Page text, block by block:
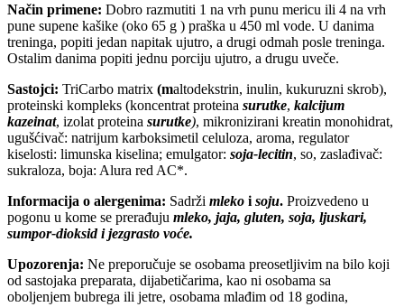
Način primene: Dobro razmutiti 1 na vrh punu mericu ili 4 na vrh
pune supene kašike (oko 65 g ) praška u 450 ml vode. U danima
treninga, popiti jedan napitak ujutro, a drugi odmah posle treninga.
Ostalim danima popiti jednu porciju ujutro, a drugu uveče.
Sastojci: TriCarbo matrix (maltodekstrin, inulin, kukuruzni skrob),
proteinski kompleks (koncentrat proteina surutke, kalcijum
kazeinat, izolat proteina surutke), mikronizirani kreatin monohidrat,
ugušćivač: natrijum karboksimetil celuloza, aroma, regulator
kiselosti: limunska kiselina; emulgator: soja-lecitin, so, zaslađivač:
sukraloza, boja: Alura red AC*.
Informacija o alergenima: Sadrži mleko i soju. Proizvedeno u
pogonu u kome se prerađuju mleko, jaja, gluten, soja, ljuskari,
sumpor-dioksid i jezgrasto voće.
Upozorenja: Ne preporučuje se osobama preosetljivim na bilo koji
od sastojaka preparata, dijabetičarima, kao ni osobama sa
oboljenjem bubrega ili jetre, osobama mlađim od 18 godina,